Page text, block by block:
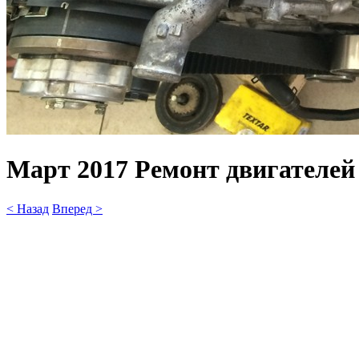
Март 2017 Ремонт двигателей
< Назад Вперед >